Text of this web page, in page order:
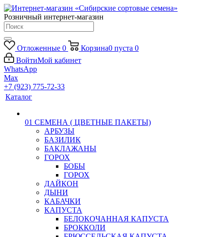
Розничный интернет-магазин
Отложенные 0 Корзина0 пуста 0
ВойтиМой кабинет
WhatsApp
Max
+7 (923) 775-72-33
Каталог
01 СЕМЕНА ( ЦВЕТНЫЕ ПАКЕТЫ)
АРБУЗЫ
БАЗИЛИК
БАКЛАЖАНЫ
ГОРОХ
БОБЫ
ГОРОХ
ДАЙКОН
ДЫНИ
КАБАЧКИ
КАПУСТА
БЕЛОКОЧАННАЯ КАПУСТА
БРОККОЛИ